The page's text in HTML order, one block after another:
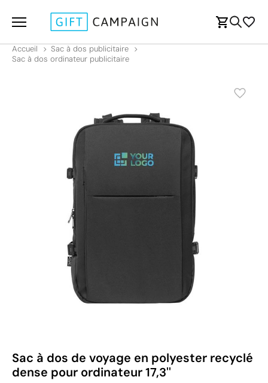
Accueil
Sac à dos publicitaire
Sac à dos ordinateur publicitaire
Sac à dos de voyage en polyester recyclé
dense pour ordinateur 17,3''